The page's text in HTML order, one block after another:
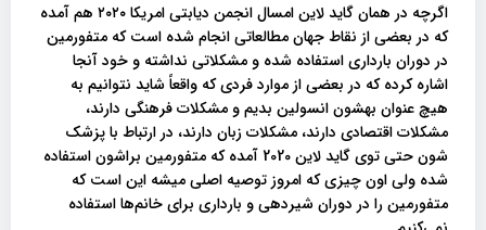
اگرچه در همان گاید لاین امسال انجمن دیابتی امریکا ۲۰۲۰ هم آمده
که در بعضی از نقاط جهان مطالعاتی انجام شده است که متفورمین
در دوران بارداری استفاده شده و مشکلاتی نداشته و خود آنجا
اشاره کرده که در بعضی از موارد فردی که واقعاً شاید نتوانیم به
هیچ عنوان بهشون انسولین بدیم و مشکلات فرهنگی دارند،
مشکلات اقتصادی دارند، مشکلات زبان دارند، در ارتباط با پزشک
شون حتی توی گاید لاین 2020 آمده که متفورمین براشون استفاده
شده ولی اون چیزی که امروز توصیه اصلی میشه این است که
متفورمین را در دوران شیردهی و بارداری برای خانم‌ها استفاده